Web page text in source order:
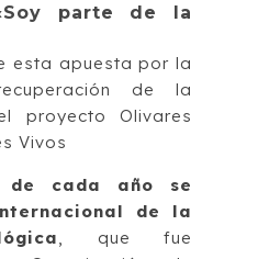
parte de la
esta apuesta por la
de la
proyecto Olivares
Vivos
cada año se
de la
, que fue